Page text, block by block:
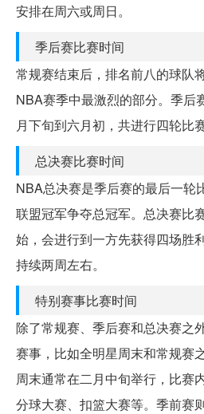
安排在周六或周日。
季后赛比赛时间
常规赛结束后，排名前八的球队
NBA赛季中最激烈的部分。季后
月下旬到六月初，共进行四轮比
总决赛比赛时间
NBA总决赛是季后赛的最后一轮
联盟冠军争夺总冠军。总决赛比
始，会进行到一方先获得四场胜
持续两周左右。
特别赛事比赛时间
除了常规赛、季后赛和总决赛之
赛事，比如全明星周末和常规赛
周末通常在二月中旬举行，比赛
分球大赛、扣篮大赛等。季前赛